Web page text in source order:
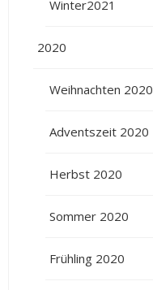
Winter2021
2020
Weihnachten 2020
Adventszeit 2020
Herbst 2020
Sommer 2020
Frühling 2020